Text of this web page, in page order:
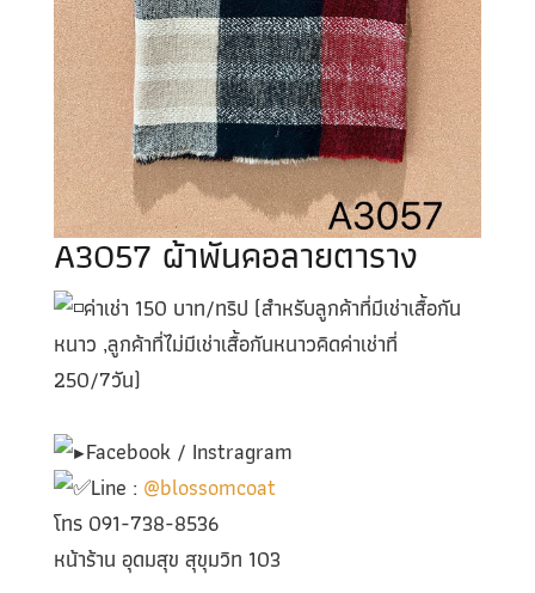
A3057 ผ้าพันคอลายตาราง
ค่าเช่า 150 บาท/ทริป (สำหรับลูกค้าที่มีเช่าเสื้อกัน
หนาว ,ลูกค้าที่ไม่มีเช่าเสื้อกันหนาวคิดค่าเช่าที่
250/7วัน)
Facebook / Instragram
Line : @blossomcoat
โทร 091-738-8536
หน้าร้าน อุดมสุข สุขุมวิท 103